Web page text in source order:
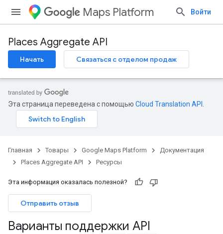
Maps Platform Войти
Places Aggregate API
Начать Связаться с отделом продаж
Эта страница переведена с помощью Cloud Translation API
Главная Товары Google Maps Platform
Документация
Places Aggregate API
Ресурсы
Эта информация оказалась полезной?
Отправить отзыв
Варианты поддержки API